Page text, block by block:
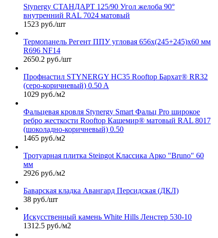
Stynergy СТАНДАРТ 125/90 Угол желоба 90°
внутренний RAL 7024 матовый
1523 руб./шт
Термопанель Регент ППУ угловая 656х(245+245)х60 мм
R696 NF14
2650.2 руб./шт
Профнастил STYNERGY НС35 Rooftop Бархат® RR32
(серо-коричневый) 0.50 A
1029 руб./м2
Фальцевая кровля Stynergy Smart Фальц Pro широкое
ребро жесткости Rooftop Кашемир® матовый RAL 8017
(шоколадно-коричневый) 0.50
1465 руб./м2
Тротуарная плитка Steingot Классика Арко "Bruno" 60
мм
2926 руб./м2
Баварская кладка Авангард Персидская (ДКЛ)
38 руб./шт
Искусственный камень White Hills Ленстер 530-10
1312.5 руб./м2